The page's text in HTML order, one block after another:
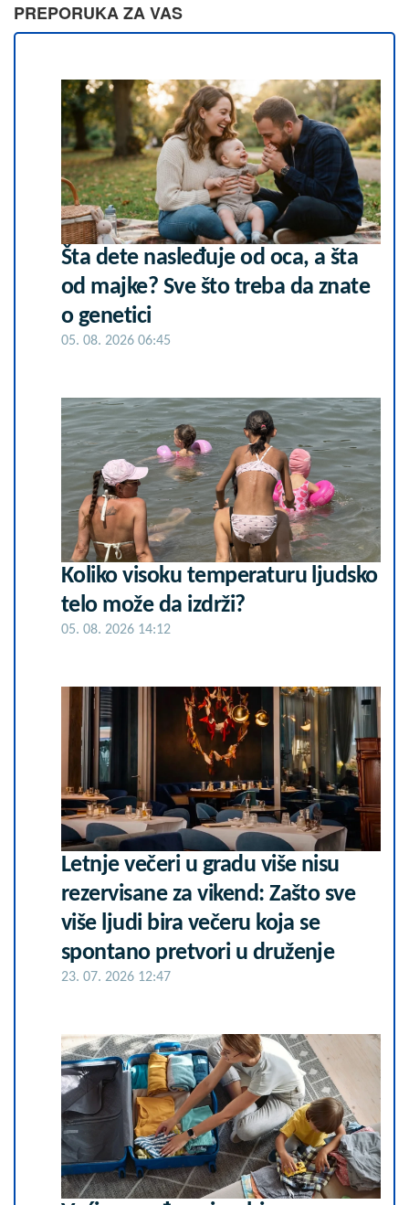
PREPORUKA ZA VAS
Šta dete nasleđuje od oca, a šta
od majke? Sve što treba da znate
o genetici
05. 08. 2026 06:45
Koliko visoku temperaturu ljudsko
telo može da izdrži?
05. 08. 2026 14:12
Letnje večeri u gradu više nisu
rezervisane za vikend: Zašto sve
više ljudi bira večeru koja se
spontano pretvori u druženje
23. 07. 2026 12:47